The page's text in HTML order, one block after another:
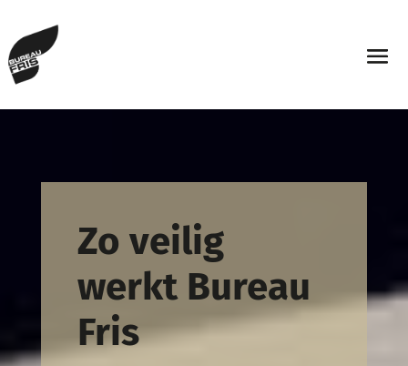
Zo veilig
werkt Bureau
Fris